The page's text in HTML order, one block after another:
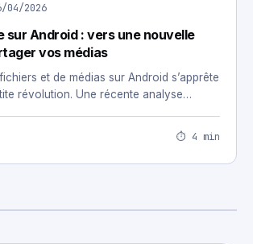
04/2026
sur Android : vers une nouvelle
vos médias
et de médias sur Android s’apprête
révolution. Une récente analyse…
⏱ 4 min